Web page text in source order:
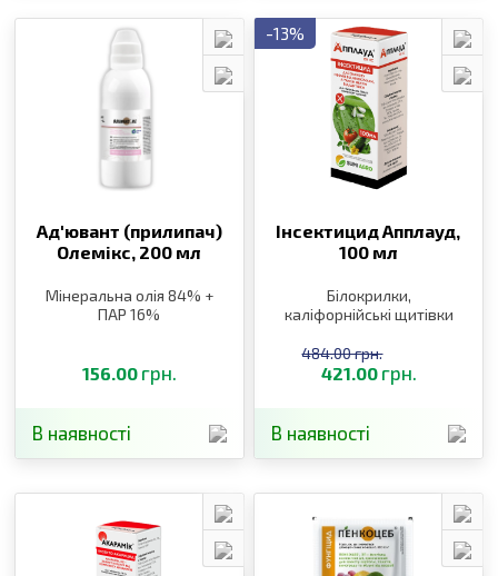
Ад′ювант (прилипач)
Олемікс, 200 мл
Мінеральна олія 84% +
ПАР 16%
156.00 грн.
В наявності
-13%
Інсектицид Апплауд,
100 мл
Білокрилки,
каліфорнійські щитівки
421.00 грн.
484.00 грн.
В наявності